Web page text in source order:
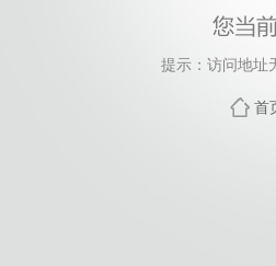
提示：访问地址
首